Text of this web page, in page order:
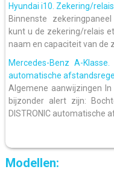
Hyundai i10. Zekering/
Binnenste
kunt u de zekering/relais
naam en capaciteit van de
Mercedes-Benz A-
automatische
Algemene aanwijzingen
bijzonder alert zijn:
DISTRONIC automatische
Modellen: